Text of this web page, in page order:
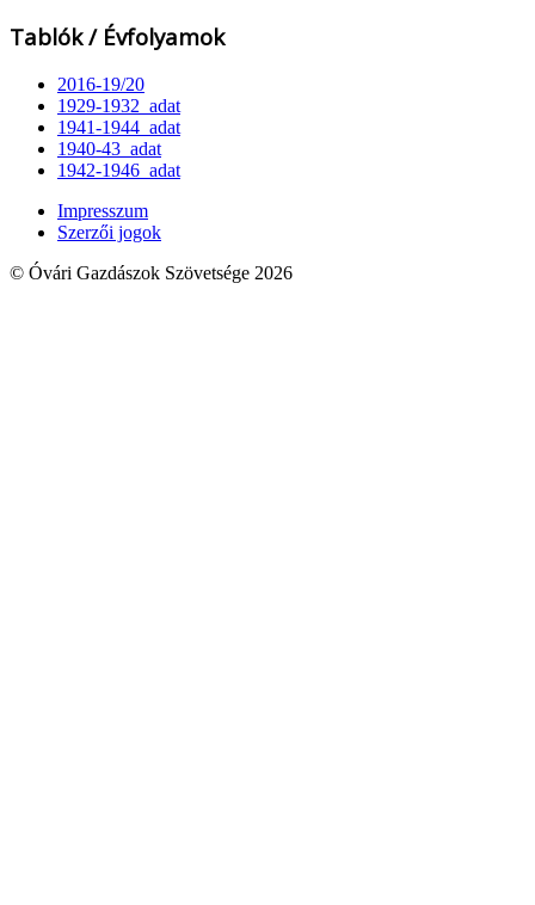
Tablók / Évfolyamok
2016-19/20
1929-1932_adat
1941-1944_adat
1940-43_adat
1942-1946_adat
Impresszum
Szerzői jogok
© Óvári Gazdászok Szövetsége 2026